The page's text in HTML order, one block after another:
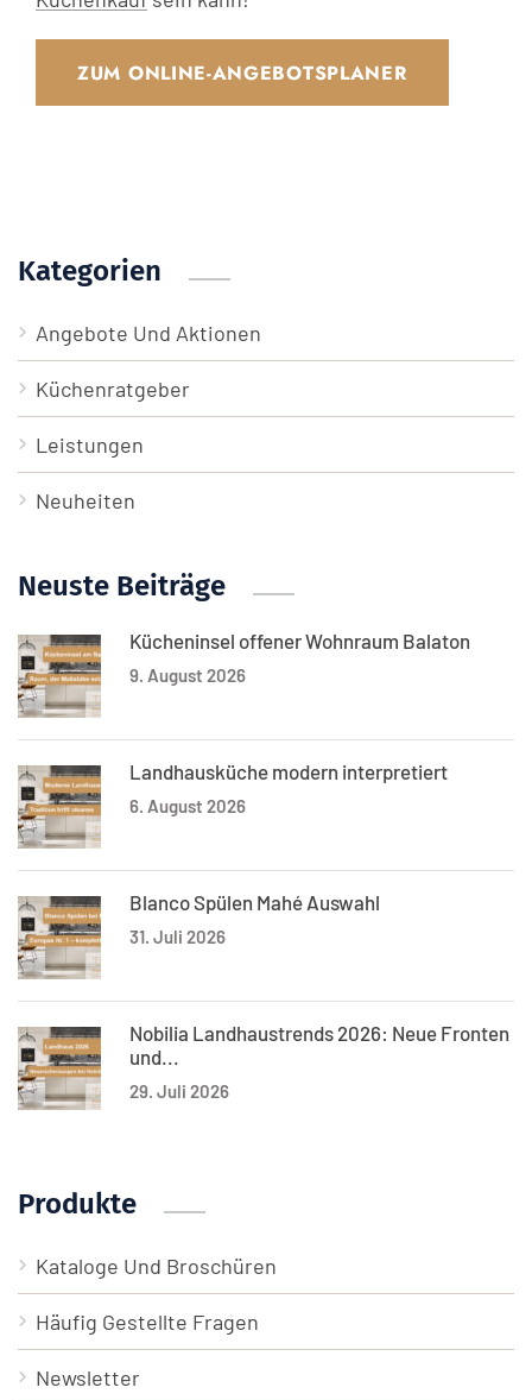
ZUM ONLINE-ANGEBOTSPLANER
Kategorien
Angebote Und Aktionen
Küchenratgeber
Leistungen
Neuheiten
Neuste Beiträge
Kücheninsel offener Wohnraum Balaton
9. August 2026
Landhausküche modern interpretiert
6. August 2026
Blanco Spülen Mahé Auswahl
31. Juli 2026
Nobilia Landhaustrends 2026: Neue Fronten
und...
29. Juli 2026
Produkte
Kataloge Und Broschüren
Häufig Gestellte Fragen
Newsletter